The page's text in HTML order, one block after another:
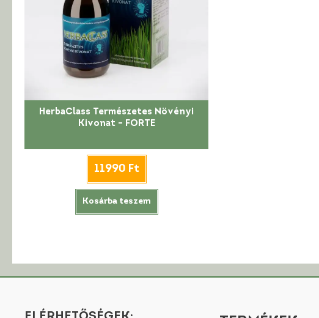
HerbaClass Természetes Növényi
Kivonat – FORTE
11990 Ft
Kosárba teszem